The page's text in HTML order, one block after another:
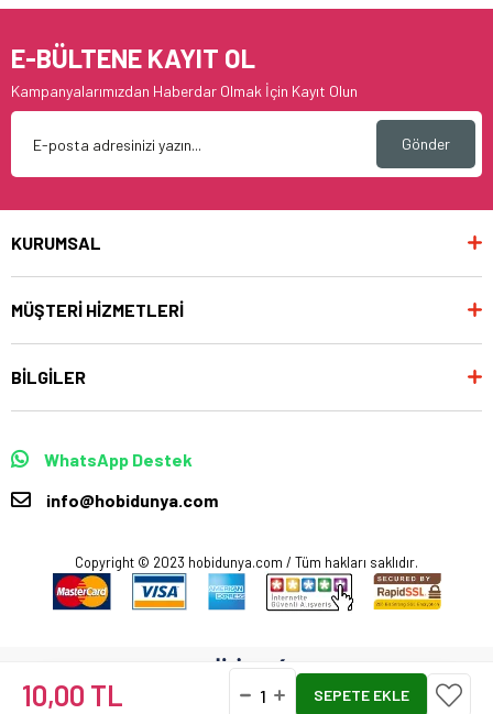
10,00 TL
E-BÜLTENE KAYIT OL
Kampanyalarımızdan Haberdar Olmak İçin Kayıt Olun
Gönder
KURUMSAL
MÜŞTERİ HİZMETLERİ
BİLGİLER
WhatsApp Destek
info@hobidunya.com
Copyright © 2023 hobidunya.com / Tüm hakları saklıdır.